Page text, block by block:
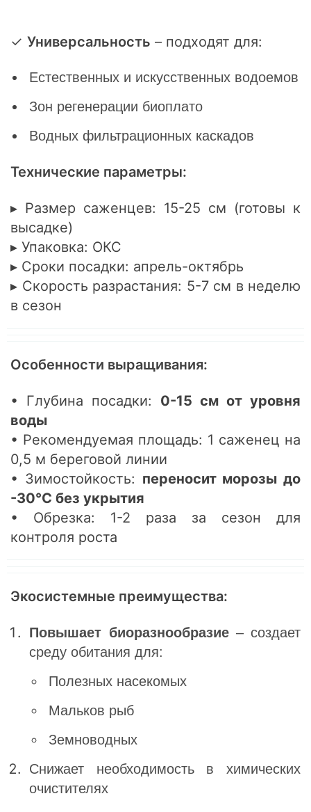
✓ Универсальность – подходят для:
Естественных и искусственных водоемов
Зон регенерации биоплато
Водных фильтрационных каскадов
Технические параметры:
▸ Размер саженцев: 15-25 см (готовы к
высадке)
▸ Упаковка: ОКС
▸ Сроки посадки: апрель-октябрь
▸ Скорость разрастания: 5-7 см в неделю
в сезон
Особенности выращивания:
• Глубина посадки: 0-15 см от уровня
воды
• Рекомендуемая площадь: 1 саженец на
0,5 м береговой линии
• Зимостойкость: переносит морозы до
-30°C без укрытия
• Обрезка: 1-2 раза за сезон для
контроля роста
Экосистемные преимущества:
Повышает биоразнообразие– создает
среду обитания для:
Полезных насекомых
Мальков рыб
Земноводных
Снижает необходимость в химических
очистителях